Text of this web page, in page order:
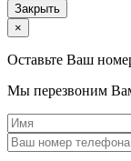
Закрыть
×
Оставьте Ваш
Мы перезвоним